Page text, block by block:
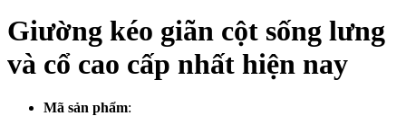
Giường kéo giãn cột sống lưng
và cổ cao cấp nhất hiện nay
Mã sản phẩm: